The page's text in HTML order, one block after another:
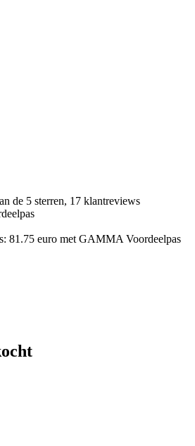
de 5 sterren, 17 klantreviews
81.75 euro met GAMMA Voordeelpas